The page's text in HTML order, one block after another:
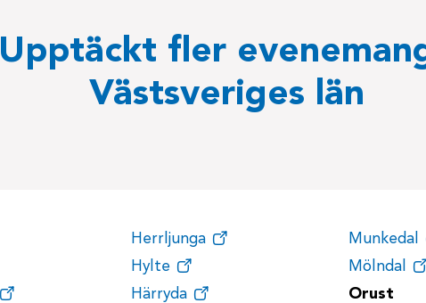
Upptäckt fler
Västsveriges län
Herrljunga
Hylte
Härryda
Munkedal
Mölndal
Orust